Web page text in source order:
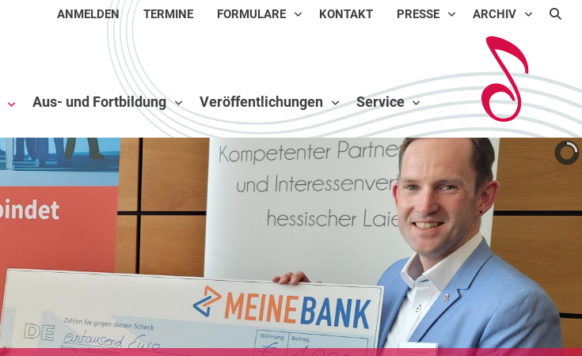
ANMELDEN TERMINE FORMULARE KONTAKT PRESSE ARCHIV
Aus- und Fortbildung Veröffentlichungen Service